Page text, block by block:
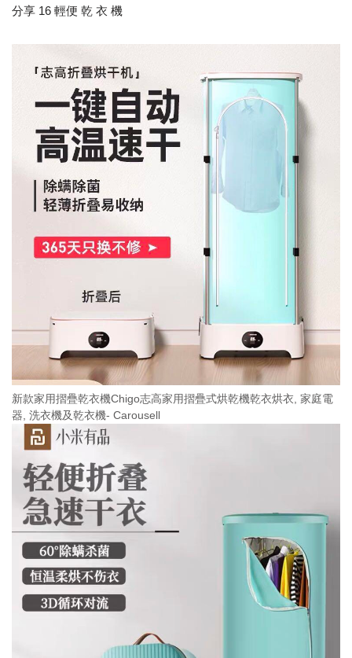
分享 16 輕便 乾 衣 機
新款家用摺疊乾衣機Chigo志高家用摺疊式烘乾機乾衣烘衣, 家庭電
器, 洗衣機及乾衣機- Carousell